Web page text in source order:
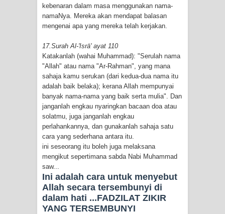
kebenaran dalam masa menggunakan nama-
namaNya. Mereka akan mendapat balasan
mengenai apa yang mereka telah kerjakan.
17.Surah Al-'Isrā' ayat 110
Katakanlah (wahai Muhammad): "Serulah nama
"Allah" atau nama "Ar-Rahman", yang mana
sahaja kamu serukan (dari kedua-dua nama itu
adalah baik belaka); kerana Allah mempunyai
banyak nama-nama yang baik serta mulia". Dan
janganlah engkau nyaringkan bacaan doa atau
solatmu, juga janganlah engkau
perlahankannya, dan gunakanlah sahaja satu
cara yang sederhana antara itu.
ini seseorang itu boleh juga melaksana
mengikut sepertimana sabda Nabi Muhammad
saw...
Ini adalah cara untuk menyebut
Allah secara tersembunyi di
dalam hati ...FADZILAT ZIKIR
YANG TERSEMBUNYI